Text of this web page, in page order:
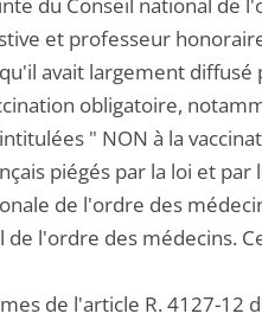
du Conseil national de
et professeur
avait largement
obligatoire,
" NON à la
piégés par la loi et
de l'ordre des
de l'ordre des médecins.
de l'article R. 4127-12